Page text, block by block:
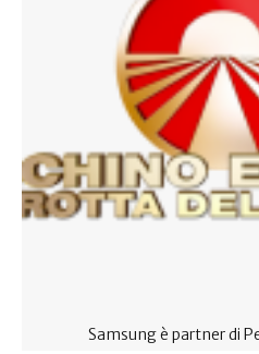
Samsung è partner di